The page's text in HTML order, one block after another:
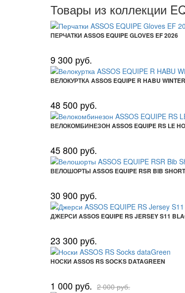
Товары из коллекции
ПЕРЧАТКИ ASSOS EQUIPE GLOVES EF 2026
9 300 руб.
ВЕЛОКУРТКА ASSOS EQUIPE R HABU
48 500 руб.
ВЕЛОКОМБИНЕЗОН ASSOS EQUIPE RS LE
45 800 руб.
ВЕЛОШОРТЫ ASSOS EQUIPE RSR BIB
30 900 руб.
ДЖЕРСИ ASSOS EQUIPE RS JERSEY S11
23 300 руб.
НОСКИ ASSOS RS SOCKS DATAGREEN
1 000 руб. 2 000 руб.